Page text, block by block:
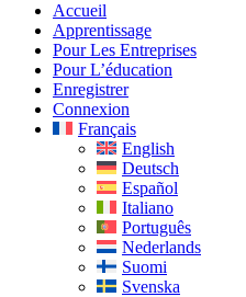
Accueil
Apprentissage
Pour Les Entreprises
Pour L’éducation
Enregistrer
Connexion
Français
English
Deutsch
Español
Italiano
Português
Nederlands
Suomi
Svenska